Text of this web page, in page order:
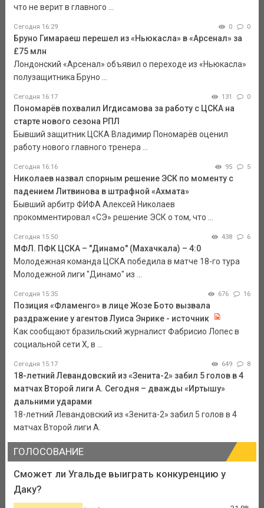
что не верит в главного ...
Сегодня 16:29 0 0
Бруно Гимараеш перешел из «Ньюкасла» в «Арсенал» за
£75 млн
Лондонский «Арсенал» объявил о переходе из «Ньюкасла»
полузащитника Бруно ...
Сегодня 16:17 131 0
Пономарёв похвалил Игдисамова за работу с ЦСКА на
старте нового сезона РПЛ
Бывший защитник ЦСКА Владимир Пономарёв оценил
работу нового главного тренера ...
Сегодня 16:16 95 5
Николаев назвал спорным решение ЭСК по моменту с
падением Литвинова в штрафной «Ахмата»
Бывший арбитр ФИФА Алексей Николаев
прокомментировал «СЭ» решение ЭСК о том, что ...
Сегодня 15:50 438 6
МФЛ. ПФК ЦСКА – "Динамо" (Махачкала) – 4:0
Молодежная команда ЦСКА победила в матче 18-го тура
Молодежной лиги "Динамо" из ...
Сегодня 15:35 676 16
Позиция «Фламенго» в лице Жозе Бото вызвала
раздражение у агентов Луиса Энрике - источник
Как сообщают бразильский журналист Фабрисио Лопес в
социальной сети Х, в ...
Сегодня 15:17 649 8
18-летний Левандовский из «Зенита-2» забил 5 голов в 4
матчах Второй лиги А. Сегодня – дважды «Иртышу»
дальними ударами
18-летний Левандовский из «Зенита-2» забил 5 голов в 4
матчах Второй лиги А.
ГОЛОСОВАНИЕ
Сможет ли Угальде выиграть конкуренцию у
Даку?